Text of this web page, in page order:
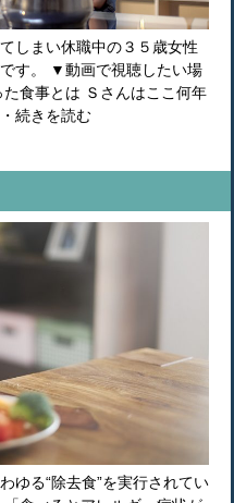
しまい休職中の３５歳女性
す。 ▼動画で視聴したい場
食事とは Ｓさんはここ何年
続きを読む
ゆる“除去食”を実行されてい